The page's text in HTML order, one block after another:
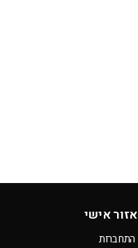
אזור אישי
התחברות